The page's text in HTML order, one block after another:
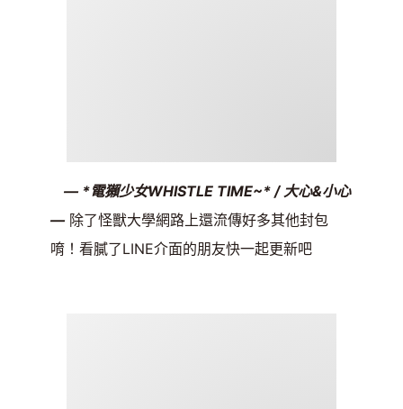
— *電獺少女WHISTLE TIME~* / 大心&小心
—除了怪獸大學網路上還流傳好多其他封包
唷！看膩了LINE介面的朋友快一起更新吧